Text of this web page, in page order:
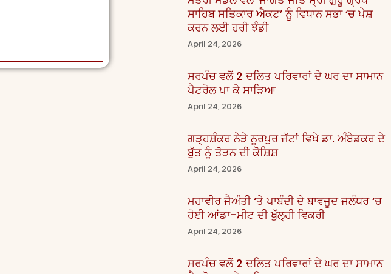
ਸਾਹਿਬ ਸਤਿਕਾਰ ਐਕਟ’ ਨੂੰ ਵਿਧਾਨ ਸਭਾ ‘ਚ ਪੇਸ਼
ਕਰਨ ਲਈ ਹਰੀ ਝੰਡੀ
April 24, 2026
ਸਰਪੰਚ ਵਲੋਂ 2 ਦਲਿਤ ਪਰਿਵਾਰਾਂ ਦੇ ਘਰ ਦਾ ਸਾਮਾਨ
ਪੈਟਰੋਲ ਪਾ ਕੇ ਸਾੜਿਆ
April 24, 2026
ਗੜ੍ਹਸ਼ੰਕਰ ਨੇੜੇ ਨੂਰਪੁਰ ਜੱਟਾਂ ਵਿਖੇ ਡਾ. ਅੰਬੇਡਕਰ ਦੇ
ਬੁੱਤ ਨੂੰ ਤੋੜਨ ਦੀ ਕੋਸ਼ਿਸ਼
April 24, 2026
ਮਹਾਵੀਰ ਜੈਅੰਤੀ ‘ਤੇ ਪਾਬੰਦੀ ਦੇ ਬਾਵਜੂਦ ਜਲੰਧਰ ‘ਚ
ਹੋਈ ਆਂਡਾ-ਮੀਟ ਦੀ ਖੁੱਲ੍ਹੀ ਵਿਕਰੀ
April 24, 2026
ਸਰਪੰਚ ਵਲੋਂ 2 ਦਲਿਤ ਪਰਿਵਾਰਾਂ ਦੇ ਘਰ ਦਾ ਸਾਮਾਨ